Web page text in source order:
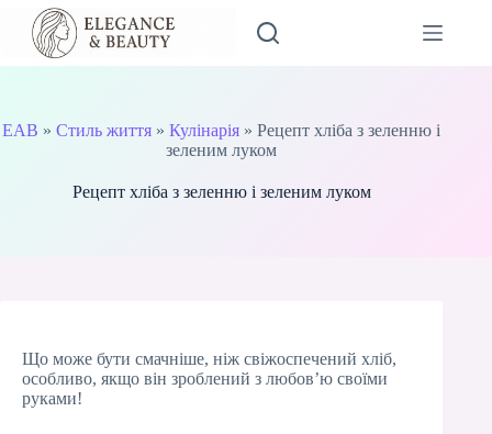
Перейти
вмісту
EAB »Стиль життя »Кулінарія »Рецепт хліба з зеленню і
зеленим луком
Рецепт хліба з зеленню і зеленим луком
Що може бути смачніше, ніж свіжоспечений хліб,
особливо, якщо він зроблений з любов’ю своїми
руками!